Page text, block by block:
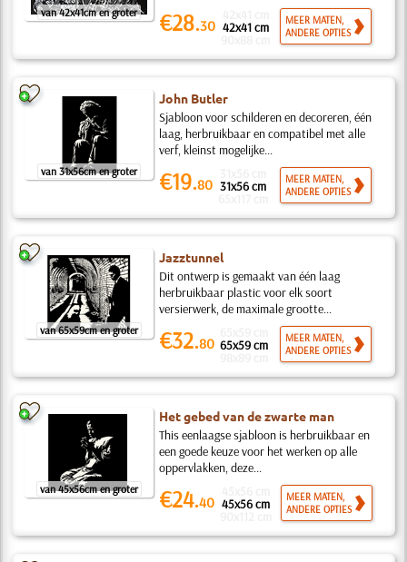
van 42x41cm en groter €28.30 42x41 cm
MEER MATEN,
ANDERE OPTIES
van 31x56cm en groter
John Butler
Sjabloon voor schilderen en decoreren, één
laag, herbruikbaar en compatibel met alle
verf, kleinst mogelijke...
€19.80 31x56 cm
MEER MATEN,
ANDERE OPTIES
van 65x59cm en groter
Jazztunnel
Dit ontwerp is gemaakt van één laag
herbruikbaar plastic voor elk soort
versierwerk, de maximale grootte...
€32.80 65x59 cm
MEER MATEN,
ANDERE OPTIES
van 45x56cm en groter
Het gebed van de zwarte man
This eenlaagse sjabloon is herbruikbaar en
een goede keuze voor het werken op alle
oppervlakken, deze...
€24.40 45x56 cm
MEER MATEN,
ANDERE OPTIES